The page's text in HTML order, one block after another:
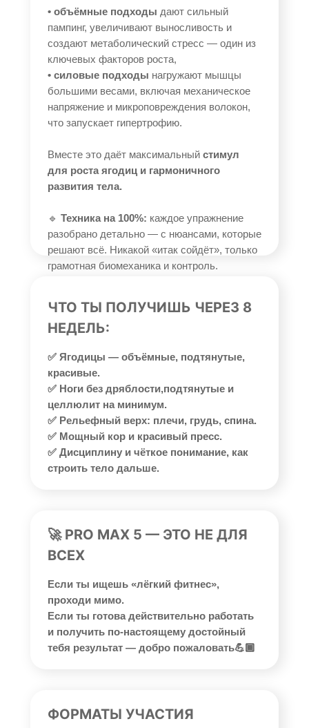
Если ты ищешь «лёгкий фитнес»,
проходи мимо.
Если ты готова действительно работать
и получить по-настоящему достойный
тебя результат — добро пожаловать💪🏾
🚀 PRO MAX 5 — ЭТО НЕ ДЛЯ
ВСЕХ
ФОРМАТЫ УЧАСТИЯ
✅ Ягодицы — объёмные, подтянутые,
красивые.
✅ Ноги без дряблости,подтянутые и
целлюлит на минимум.
✅ Рельефный верх: плечи, грудь, спина.
✅ Мощный кор и красивый пресс.
✅ Дисциплину и чёткое понимание, как
строить тело дальше.
ЧТО ТЫ ПОЛУЧИШЬ ЧЕРЕЗ 8
НЕДЕЛЬ:
• объёмные подходы дают сильный
пампинг, увеличивают выносливость и
создают метаболический стресс — один из
ключевых факторов роста,
• силовые подходы нагружают мышцы
большими весами, включая механическое
напряжение и микроповреждения волокон,
что запускает гипертрофию.
Вместе это даёт максимальный стимул
для роста ягодиц и гармоничного
развития тела.
🔹 Техника на 100%: каждое упражнение
разобрано детально — с нюансами, которые
решают всё. Никакой «итак сойдёт», только
грамотная биомеханика и контроль.